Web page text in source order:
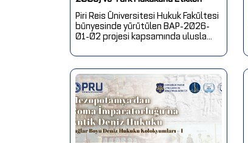
Piri Reis Üniversitesi Hukuk Fakültesi
bünyesinde yürütülen BAP-2026-
01-02 projesi kapsamında ulusla...